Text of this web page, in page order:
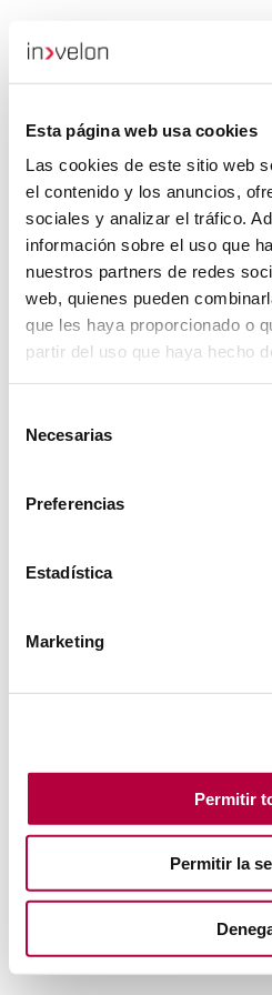
Esta página web usa cookies
Las cookies de este sitio web
el contenido y los anuncios,
sociales y analizar el tráfico.
información sobre el uso que
nuestros partners de redes
web, quienes pueden
que les haya proporcionado o
partir del uso que haya hecho
Necesarias
Preferencias
Estadística
Marketing
Permitir
Permitir la